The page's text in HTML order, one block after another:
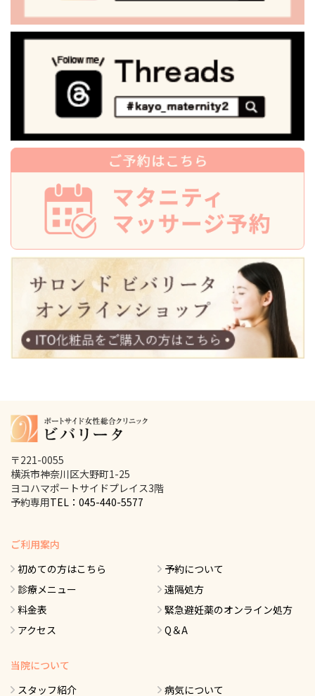
〒221-0055
横浜市神奈川区大野町1-25
ヨコハマポートサイドプレイス3階
予約専用TEL：045-440-5577
ご利用案内
初めての方はこちら
診療メニュー
料金表
アクセス
予約について
遠隔処方
緊急避妊薬のオンライン処方
Q＆A
当院について
スタッフ紹介
病気について